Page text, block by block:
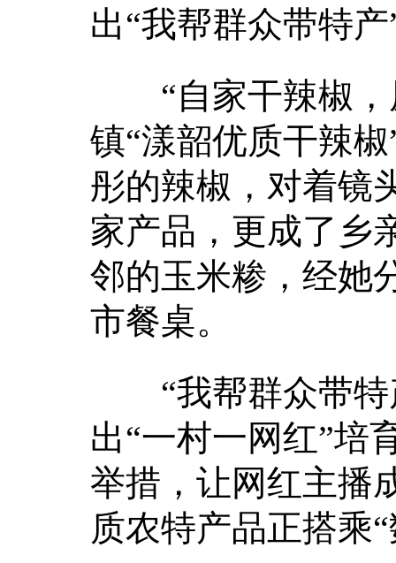
出“我帮群众带特
“自家干辣椒，
镇“漾韶优质干辣
彤的辣椒，对着镜
家产品，更成了
邻的玉米糁，经她
市餐桌。
“我帮群众带特
出“一村一网红”培
举措，让网红主播
质农特产品正搭乘